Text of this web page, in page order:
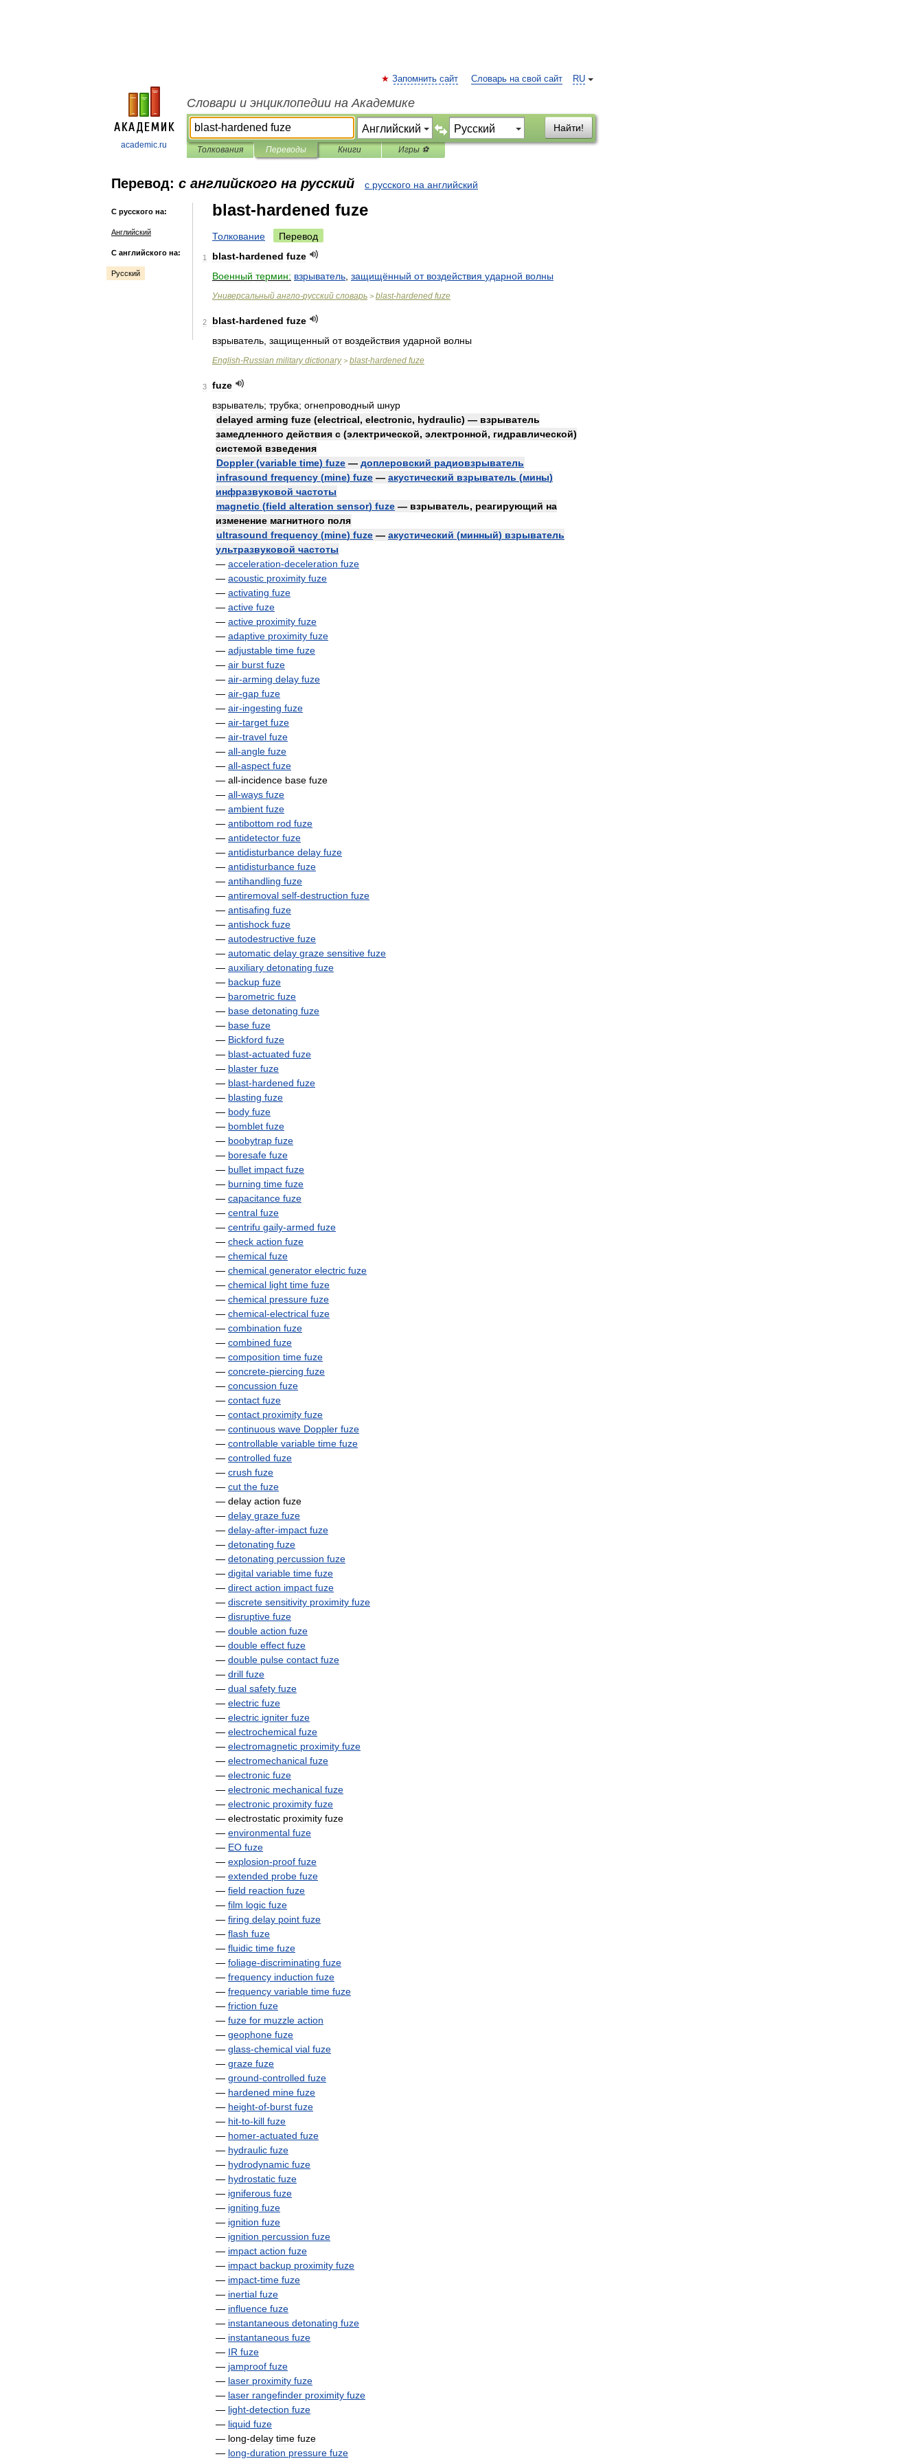
academic.ru
RU
Запомнить сайт Словарь на свой сайт
Словари и энциклопедии на Академике
Найти!
Толкования Переводы Книги Игры ⚽
Перевод: с английского на русский с русского на английский
С русского на:
Английский
С английского на:
Русский
blast-hardened fuze
Толкование Перевод
1 blast-hardened fuze
Военный термин: взрыватель защищённый от воздействия ударной волны
Универсальный англо-русский словарь > blast-hardened fuze
2 blast-hardened fuze
взрыватель защищенный от воздействия ударной волны
English-Russian military dictionary> blast-hardened fuze
3
fuze
взрыватель; трубка; огнепроводный шнур
delayed arming fuze (electrical, electronic, hydraulic) — взрыватель
замедленного действия с (электрической, электронной, гидравлической)
системой взведения
Doppler(variable time) fuze — доплеровский радиовзрыватель
infrasound frequency (mine) fuze — акустический взрыватель (мины)
инфразвуковой частоты
magnetic (field alteration sensor) fuze — взрыватель, реагирующий на
изменение магнитного поля
ultrasound frequency (mine) fuze — акустический (минный) взрыватель
ультразвуковой частоты
— acceleration-deceleration fuze
— acoustic proximity fuze
— activating fuze
— active fuze
— active proximity fuze
— adaptive proximity fuze
— adjustable time fuze
— air burst fuze
— air-arming delay fuze
— air-gap fuze
— air-ingesting fuze
— air-target fuze
— air-travel fuze
— all-angle fuze
— all-aspect fuze
— all-incidence base fuze
— all-ways fuze
— ambient fuze
— antibottom rod fuze
— antidetector fuze
— antidisturbance delay fuze
— antidisturbance fuze
— antihandling fuze
— antiremoval self-destruction fuze
— antisafing fuze
— antishock fuze
— autodestructive fuze
— automatic delay graze sensitive fuze
— auxiliary detonating fuze
— backup fuze
— barometric fuze
— base detonating fuze
— base fuze
— Bickford fuze
— blast-actuated fuze
— blaster fuze
— blast-hardened fuze
— blasting fuze
— body fuze
— bomblet fuze
— boobytrap fuze
— boresafe fuze
— bullet impact fuze
— burning time fuze
— capacitance fuze
— central fuze
— centrifu gaily-armed fuze
— check action fuze
— chemical fuze
— chemical generator electric fuze
— chemical light time fuze
— chemical pressure fuze
— chemical-electrical fuze
— combination fuze
— combined fuze
— composition time fuze
— concrete-piercing fuze
— concussion fuze
— contact fuze
— contact proximity fuze
— continuous wave Doppler fuze
— controllable variable time fuze
— controlled fuze
— crush fuze
— cut the fuze
— delay action fuze
— delay graze fuze
— delay-after-impact fuze
— detonating fuze
— detonating percussion fuze
— digital variable time fuze
— direct action impact fuze
— discrete sensitivity proximity fuze
— disruptive fuze
— double action fuze
— double effect fuze
— double pulse contact fuze
— drill fuze
— dual safety fuze
— electric fuze
— electric igniter fuze
— electrochemical fuze
— electromagnetic proximity fuze
— electromechanical fuze
— electronic fuze
— electronic mechanical fuze
— electronic proximity fuze
— electrostatic proximity fuze
— environmental fuze
— EO fuze
— explosion-proof fuze
— extended probe fuze
— field reaction fuze
— film logic fuze
— firing delay point fuze
— flash fuze
— fluidic time fuze
— foliage-discriminating fuze
— frequency induction fuze
— frequency variable time fuze
— friction fuze
— fuze for muzzle action
— geophone fuze
— glass-chemical vial fuze
— graze fuze
— ground-controlled fuze
— hardened mine fuze
— height-of-burst fuze
— hit-to-kill fuze
— homer-actuated fuze
— hydraulic fuze
— hydrodynamic fuze
— hydrostatic fuze
— igniferous fuze
— igniting fuze
— ignition fuze
— ignition percussion fuze
— impact action fuze
— impact backup proximity fuze
— impact-time fuze
— inertial fuze
— influence fuze
— instantaneous detonating fuze
— instantaneous fuze
— IR fuze
— jamproof fuze
— laser proximity fuze
— laser rangefinder proximity fuze
— light-detection fuze
— liquid fuze
— long-delay time fuze
— long-duration pressure fuze